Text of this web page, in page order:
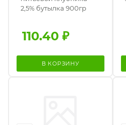
2,5% бутылка 900гр
110.40 ₽
В КОРЗИНУ